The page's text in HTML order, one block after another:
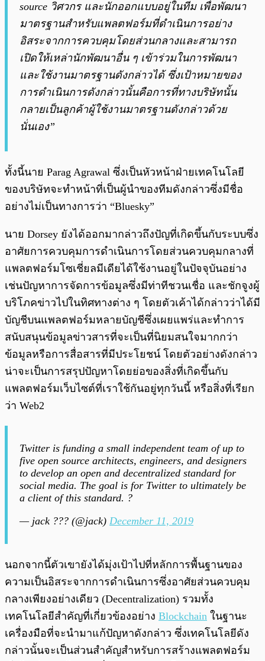
source วิศวกร และนักออกแบบอยู่ในทีม เพื่อพัฒนา
มาตรฐานสำหรับแพลตฟอร์มที่ดำเนินการอย่าง
อิสระจากการควบคุมโดยส่วนกลางและสามารถ
เปิดให้เหล่านักพัฒนาอื่น ๆ เข้าร่วมในการพัฒนา
และใช้งานมาตรฐานดังกล่าวได้ ซึ่งเป้าหมายของ
การดำเนินการดังกล่าวนั้นคือการที่ทางบริษัทนั้น
กลายเป็นลูกค้าผู้ใช้งานมาตรฐานดังกล่าวด้วย
นั่นเอง”
ทั้งนี้นาย Parag Agrawal ซึ่งเป็นหัวหน้าฝ่ายเทคโนโลยี
ของบริษัทจะทำหน้าที่เป็นผู้นำของทีมดังกล่าวซึ่งมีชื่อ
อย่างไม่เป็นทางการว่า “Bluesky”
นาย Dorsey ยังได้ออกมากล่าวถึงปัญที่เกิดขึ้นกับระบบซึ่ง
อาศัยการควบคุมการดำเนินการโดยส่วนควบคุมกลางที่
แพลตฟอร์มโซเชี่ยลมีเดียได้ใช้งานอยู่ในปัจจุบันอย่าง
เช่นปัญหาการจัดการข้อมูลซึ่งมีท่าทีชวนเชื่อ และชักจูงผู้
บริโภคข่าวไปในทิศทางต่าง ๆ โดยตัวเค้าได้กล่าวว่าได้มี
บัญชีบนแพลตฟอร์มหลายบัญชีซึ่งเผยแพร่และทำการ
สนับสนุนข้อมูลข่าวสารที่จะเป็นที่นิยมสนใจมากกว่า
ข้อมูลหรือการสื่อสารที่มีประโยชน์ โดยตัวอย่างดังกล่าว
น่าจะเป็นการสรุปปัญหาโดยย่อของสิ่งที่เกิดขึ้นกับ
แพลตฟอร์มเว็บไซต์ที่เราใช้กันอยู่ทุกวันนี้ หรือสิ่งที่เรียก
ว่า Web2
Twitter is funding a small independent team of up to
five open source architects, engineers, and designers
to develop an open and decentralized standard for
social media. The goal is for Twitter to ultimately be
a client of this standard. ?
— jack ??? (@jack) December 11, 2019
นอกจากนี้ตัวเขายังได้มุ่งเป้าไปที่หลักการพื้นฐานของ
ความเป็นอิสระจากการดำเนินการซึ่งอาศัยส่วนควบคุม
กลางเพียงอย่างเดียว (Decentralization) รวมทั้ง
เทคโนโลยีสำคัญที่เกี่ยวข้องอย่าง Blockchain ในฐานะ
เครื่องมือที่จะนำมาแก้ปัญหาดังกล่าว ซึ่งเทคโนโลยีดัง
กล่าวนั้นจะเป็นส่วนสำคัญสำหรับการสร้างแพลตฟอร์ม